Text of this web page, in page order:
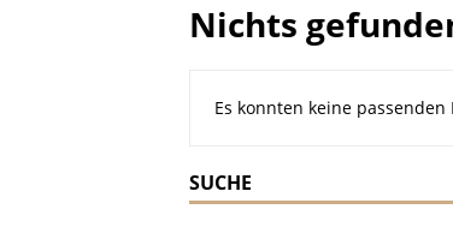
Nichts
Es konnten keine
SUCHE